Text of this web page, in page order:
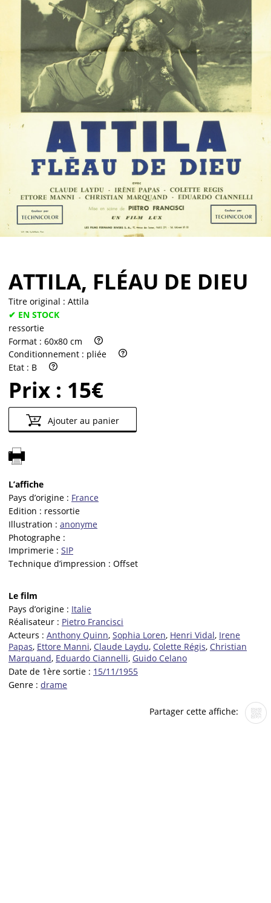
Vendre
ATTILA, FLÉAU DE DIEU
Titre original : Attila
✔ EN STOCK
ressortie
Format : 60x80 cm
Conditionnement : pliée
Etat : B
Prix : 15€
Ajouter au panier
L’affiche
Pays d’origine : France
Edition : ressortie
Illustration : anonyme
Photographe :
Imprimerie : SIP
Technique d’impression : Offset
Le film
Pays d’origine : Italie
Réalisateur : Pietro Francisci
Acteurs : Anthony Quinn, Sophia Loren, Henri Vidal, Irene
Papas, Ettore Manni, Claude Laydu, Colette Régis, Christian
Marquand, Eduardo Ciannelli, Guido Celano
Date de 1ère sortie : 15/11/1955
Genre : drame
Partager cette affiche: